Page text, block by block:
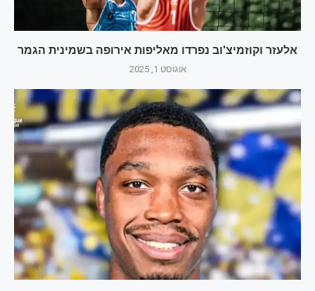
אלעזר וקוזמיצ'וב נפרדו מאליפות אירופה בשמינית הגמר
אוגוסט 1, 2025